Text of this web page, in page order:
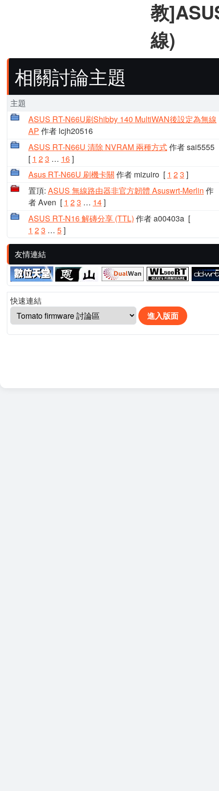
教
線)
相關討論主題
主題
ASUS RT-N66U刷Shibby 140 MultiWAN後設定為無線
AP 作者 lcjh20516
ASUS RT-N66U 清除 NVRAM 兩種方式作者 sai5555
[ 1 23 … 16]
Asus RT-N66U 刷機卡關 作者 mizuiro[ 1 23 ]
置頂: ASUS 無線路由器非官方韌體 Asuswrt-Merlin 作
者 Aven [ 1 23 … 14]
ASUS RT-N16 解磚分享 (TTL) 作者 a00403a[
1 23 … 5]
友情連結
快速連結